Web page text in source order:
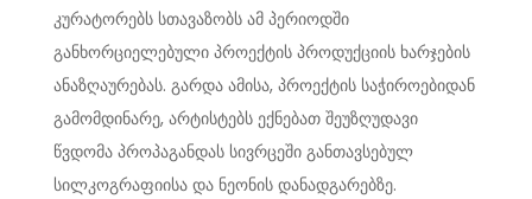
კურატორებს სთავაზობს ამ პერიოდში
განხორციელებული პროექტის პროდუქციის ხარჯების
ანაზღაურებას. გარდა ამისა, პროექტის საჭიროებიდან
გამომდინარე, არტისტებს ექნებათ შეუზღუდავი
წვდომა პროპაგანდას სივრცეში განთავსებულ
სილკოგრაფიისა და ნეონის დანადგარებზე.